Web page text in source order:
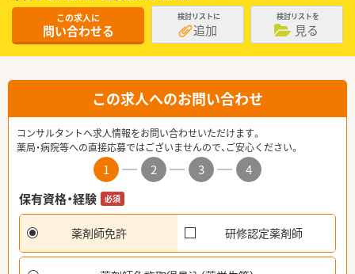
この求人に
問い合わせる
検討リストに
追加
検討リストを
見る
この求人へのお問い合わせ
コンサルタントへ求人情報をお問い合わせいただけます。
薬局・病院等への直接応募ではございませんので、ご安心ください。
1 2 3
4
保有資格・経験
必須
薬剤師免許 研修認定薬剤師